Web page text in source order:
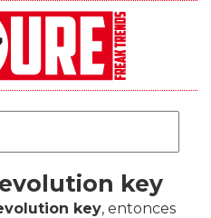
key
key, entonces